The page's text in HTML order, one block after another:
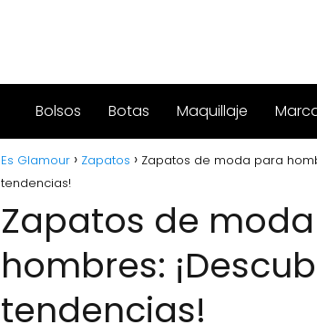
Bolsos Botas Maquillaje
Es Glamour Zapatos
Zapatos de moda para
tendencias!
Zapatos de
hombres:
tendencias!